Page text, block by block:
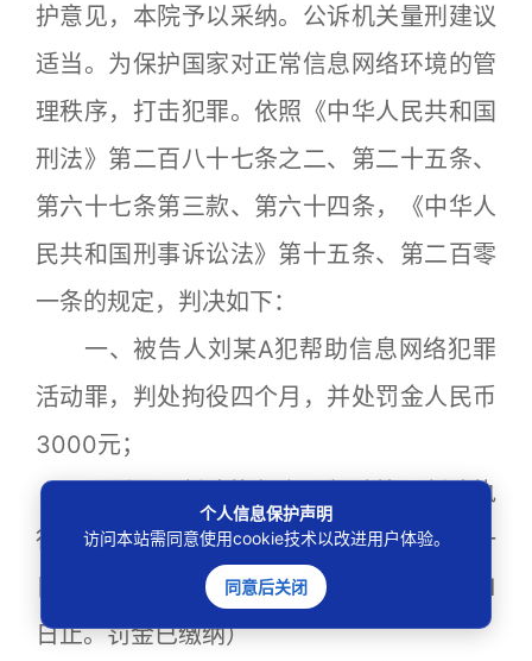
护意见，本院予以采纳。公诉机关量刑建议
适当。为保护国家对正常信息网络环境的管
理秩序，打击犯罪。依照《中华人民共和国
刑法》第二百八十七条之二、第二十五条、
第六十七条第三款、第六十四条，《中华人
民共和国刑事诉讼法》第十五条、第二百零
一条的规定，判决如下：
一、被告人刘某A犯帮助信息网络犯罪
活动罪，判处拘役四个月，并处罚金人民币
3000元；
（刑期从判决执行之日起计算。判决执
行以前先行羁押的，羁押一日折抵刑期一
日。即自2020年9月22日起至2021年1月21
日止。罚金已缴纳）
个人信息保护声明
访问本站需同意使用cookie技术以改进用户体验。
同意后关闭